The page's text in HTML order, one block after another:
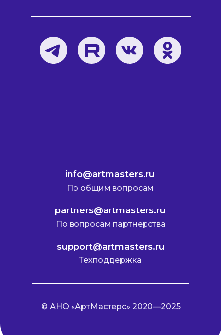
© АНО «АртМастерс» 2020—2025
partners@artmasters.ru
По вопросам партнерства
info@artmasters.ru
По общим вопросам
support@artmasters.ru
Техподдержка